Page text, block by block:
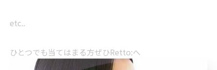
etc..
ひとつでも当てはまる方ぜひRetto:へ